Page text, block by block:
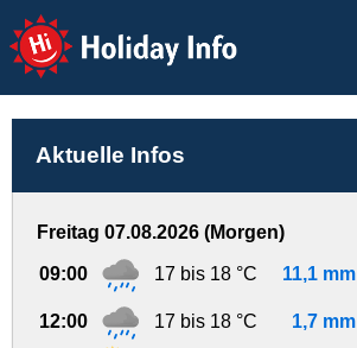
Holiday Info
Aktuelle Infos
Freitag 07.08.2026 (Morgen)
09:00 17 bis 18 °C 11,1 mm
12:00 17 bis 18 °C 1,7 mm